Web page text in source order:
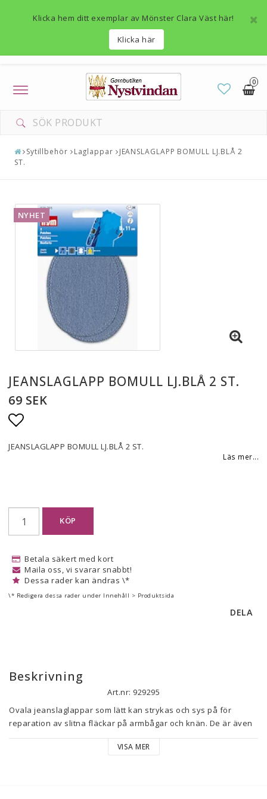
Klicka hem ditt exemplar av Mönster Clara Väst här!
Klicka här
0
Toggle
navigation
Sytillbehör Laglappar
JEANSLAGLAPP BOMULL LJ.BLÅ 2
ST.
NYHET
JEANSLAGLAPP BOMULL LJ.BLÅ 2 ST.
69 SEK
Lägg till i favoritlistan
JEANSLAGLAPP BOMULL LJ.BLÅ 2 ST.
Läs mer...
KÖP
Betala säkert med kort
Maila oss, vi svarar snabbt!
Dessa rader kan ändras \*
\* Redigera dessa rader under Innehåll > Produktsida
DELA
Beskrivning
Art.nr: 929295
Ovala jeanslaglappar som lätt kan strykas och sys på för
reparation av slitna fläckar på armbågar och knän. De är även
populära som dekoration på ytterkläder och skyddar därmed
exempelvis kavajen mot slitage. VISA MER